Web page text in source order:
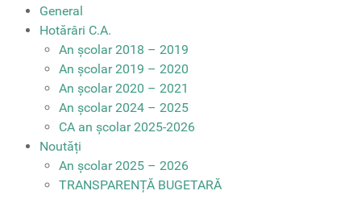
General
Hotărâri C.A.
An școlar 2018 – 2019
An școlar 2019 – 2020
An școlar 2020 – 2021
An școlar 2024 – 2025
CA an școlar 2025-2026
Noutăți
An școlar 2025 – 2026
TRANSPARENȚĂ BUGETARĂ